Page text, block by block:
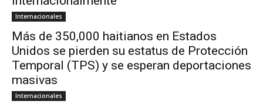
Internacionales
Más de 350,000 haitianos en Estados
Unidos se pierden su estatus de Protección
Temporal (TPS) y se esperan deportaciones
masivas
Internacionales